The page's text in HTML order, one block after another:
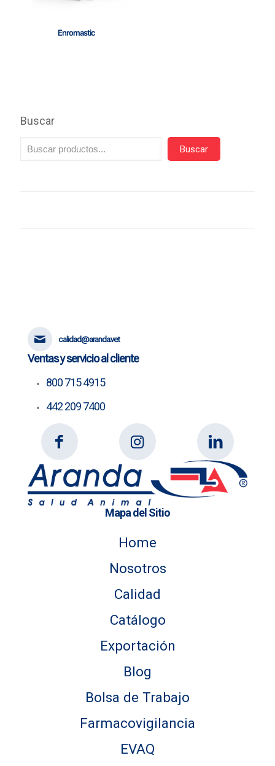
Enromastic
Buscar
Buscar
calidad@aranda.vet
Ventas y servicio al cliente
800 715 4915
442 209 7400
Mapa del Sitio
Home
Nosotros
Calidad
Catálogo
Exportación
Blog
Bolsa de Trabajo
Farmacovigilancia
EVAQ